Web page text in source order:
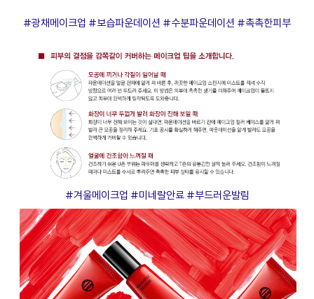
#광채메이크업 #보습파운데이션 #수분파운데이션 #촉촉한피부
#겨울메이크업 #미네랄안료 #부드러운발림